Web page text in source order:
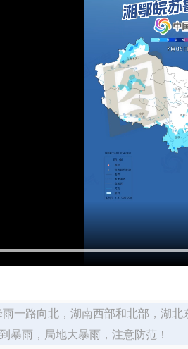
雨一路向北，湖南西部和北部，湖
暴雨，局地大暴雨，注意防范！